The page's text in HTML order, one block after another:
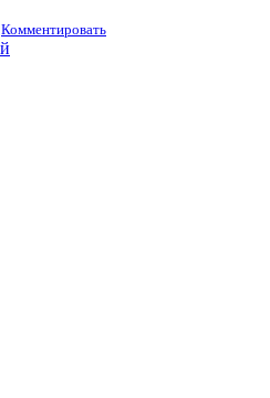
Комментировать